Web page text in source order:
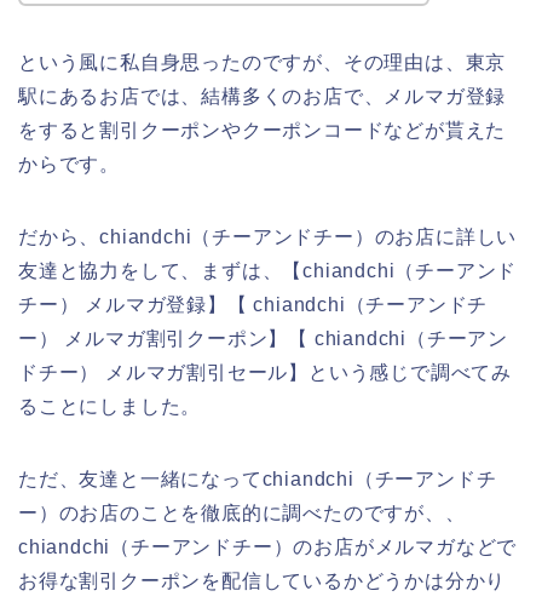
という風に私自身思ったのですが、その理由は、東京
駅にあるお店では、結構多くのお店で、メルマガ登録
をすると割引クーポンやクーポンコードなどが貰えた
からです。
だから、chiandchi（チーアンドチー）のお店に詳しい
友達と協力をして、まずは、【chiandchi（チーアンド
チー） メルマガ登録】【 chiandchi（チーアンドチ
ー） メルマガ割引クーポン】【 chiandchi（チーアン
ドチー） メルマガ割引セール】という感じで調べてみ
ることにしました。
ただ、友達と一緒になってchiandchi（チーアンドチ
ー）のお店のことを徹底的に調べたのですが、、
chiandchi（チーアンドチー）のお店がメルマガなどで
お得な割引クーポンを配信しているかどうかは分かり